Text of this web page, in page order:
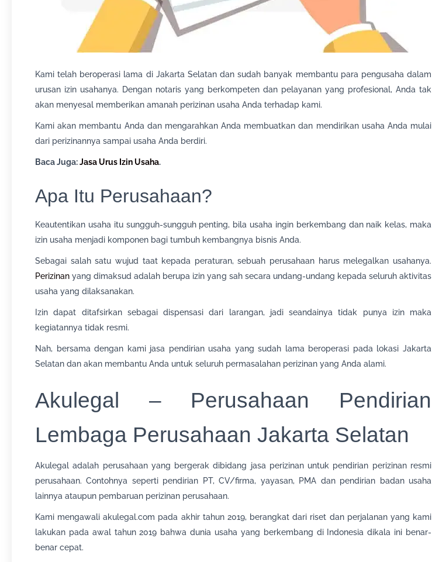
Kami telah beroperasi lama di Jakarta Selatan dan sudah banyak membantu para pengusaha dalam
urusan izin usahanya. Dengan notaris yang berkompeten dan pelayanan yang profesional, Anda tak
akan menyesal memberikan amanah perizinan usaha Anda terhadap kami.
Kami akan membantu Anda dan mengarahkan Anda membuatkan dan mendirikan usaha Anda mulai
dari perizinannya sampai usaha Anda berdiri.
Baca Juga:Jasa Urus Izin Usaha.
Apa Itu Perusahaan?
Keautentikan usaha itu sungguh-sungguh penting, bila usaha ingin berkembang dan naik kelas, maka
izin usaha menjadi komponen bagi tumbuh kembangnya bisnis Anda.
Sebagai salah satu wujud taat kepada peraturan, sebuah perusahaan harus melegalkan usahanya.
Perizinan yang dimaksud adalah berupa izin yang sah secara undang-undang kepada seluruh aktivitas
usaha yang dilaksanakan.
Izin dapat ditafsirkan sebagai dispensasi dari larangan, jadi seandainya tidak punya izin maka
kegiatannya tidak resmi.
Nah, bersama dengan kami jasa pendirian usaha yang sudah lama beroperasi pada lokasi Jakarta
Selatan dan akan membantu Anda untuk seluruh permasalahan perizinan yang Anda alami.
Akulegal – Perusahaan Pendirian
Lembaga Perusahaan Jakarta Selatan
Akulegal adalah perusahaan yang bergerak dibidang jasa perizinan untuk pendirian perizinan resmi
perusahaan. Contohnya seperti pendirian PT, CV/firma, yayasan, PMA dan pendirian badan usaha
lainnya ataupun pembaruan perizinan perusahaan.
Kami mengawali akulegal.com pada akhir tahun 2019, berangkat dari riset dan perjalanan yang kami
lakukan pada awal tahun 2019 bahwa dunia usaha yang berkembang di Indonesia dikala ini benar-
benar cepat.